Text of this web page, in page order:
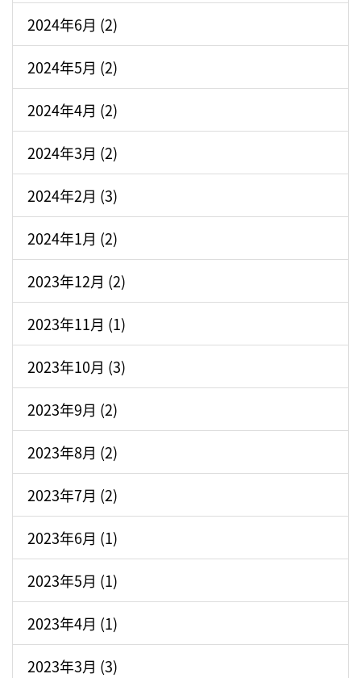
2024年6月 (2)
2024年5月 (2)
2024年4月 (2)
2024年3月 (2)
2024年2月 (3)
2024年1月 (2)
2023年12月 (2)
2023年11月 (1)
2023年10月 (3)
2023年9月 (2)
2023年8月 (2)
2023年7月 (2)
2023年6月 (1)
2023年5月 (1)
2023年4月 (1)
2023年3月 (3)